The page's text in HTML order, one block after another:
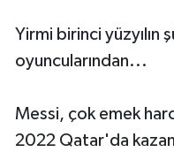
Yirmi birinci yüzyılın
oyuncularından...
Messi, çok emek
2022 Qatar'da